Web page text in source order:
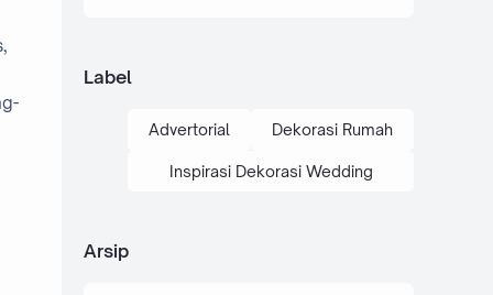
Label
Advertorial Dekorasi Rumah
Inspirasi Dekorasi Wedding
Arsip